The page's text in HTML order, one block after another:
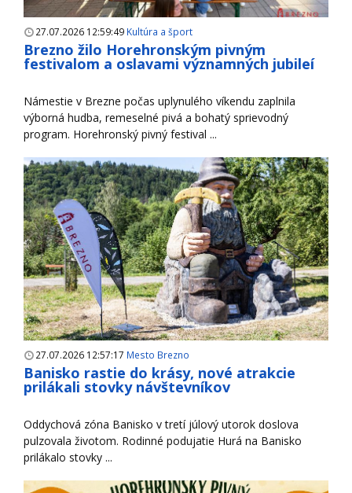
27.07.2026 12:59:49 Kultúra a šport
Brezno žilo Horehronským pivným
festivalom a oslavami významných jubileí
Námestie v Brezne počas uplynulého víkendu zaplnila
výborná hudba, remeselné pivá a bohatý sprievodný
program. Horehronský pivný festival ...
27.07.2026 12:57:17 Mesto Brezno
Banisko rastie do krásy, nové atrakcie
prilákali stovky návštevníkov
Oddychová zóna Banisko v tretí júlový utorok doslova
pulzovala životom. Rodinné podujatie Hurá na Banisko
prilákalo stovky ...